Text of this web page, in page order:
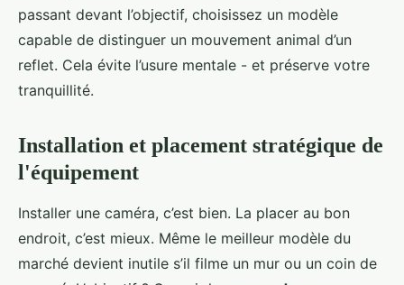
passant devant l’objectif, choisissez un modèle
capable de distinguer un mouvement animal d’un
reflet. Cela évite l’usure mentale - et préserve votre
tranquillité.
Installation et placement stratégique de
l'équipement
Installer une caméra, c’est bien. La placer au bon
endroit, c’est mieux. Même le meilleur modèle du
marché devient inutile s’il filme un mur ou un coin de